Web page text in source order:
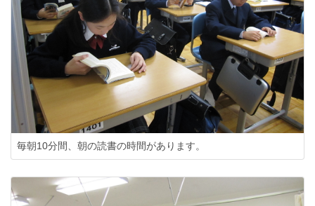
毎朝10分間、朝の読書の時間があります。